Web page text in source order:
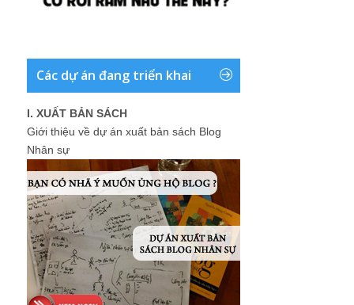
Các dự án đang triển khai
I. XUẤT BẢN SÁCH
Giới thiệu về dự án xuất bản sách Blog
Nhân sự